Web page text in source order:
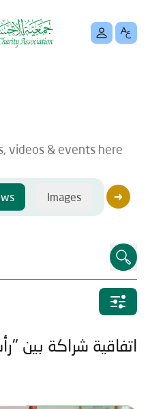
videos & events here
Images Videos
اتفاقية شراكة بين